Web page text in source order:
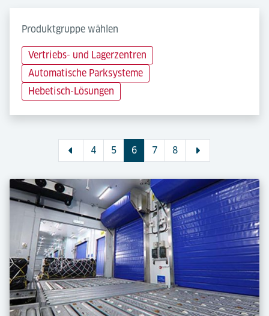
Produktgruppe wählen
Vertriebs- und Lagerzentren
Automatische Parksysteme
Hebetisch-Lösungen
4 5 6 7 8